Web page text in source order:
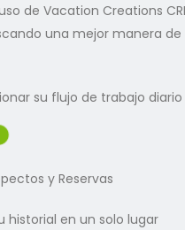
de Vacation Creations
una mejor manera
su flujo de trabajo
y Reservas
historial en un solo lugar